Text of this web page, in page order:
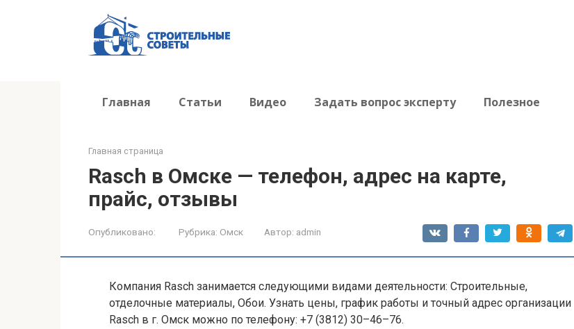
Главная Статьи Видео Задать вопрос эксперту Полезное
Главная страница
Rasch в Омске — телефон, адрес на карте,
прайс, отзывы
Опубликовано: Рубрика: Омск Автор: admin
Компания Rasch занимается следующими видами деятельности: Строительные,
отделочные материалы, Обои. Узнать цены, график работы и точный адрес организации
Rasch в г. Омск можно по телефону: +7 (3812) 30–46–76.